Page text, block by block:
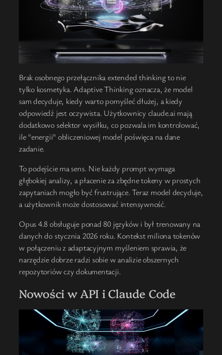
Brak osobnego przełącznika extended thinking to nie
tylko kosmetyka. Adaptive Thinking oznacza, że model
sam decyduje, kiedy warto pomyśleć dłużej, a kiedy
odpowiedź jest oczywista. Użytkownicy claude.ai mają
dodatkowo selektor wysiłku, co pozwala im kontrolować,
ile "energii" obliczeniowej model poświęca na dane
zadanie.
To podejście ma sens. Nie każdy prompt wymaga
głębokiej analizy, a płacenie za zbędne tokeny w prostych
zapytaniach mogło być frustrujące. Teraz model decyduje,
a użytkownik może dostosować intensywność.
Opus 4.8 obsługuje ponad 80 języków i był trenowany na
danych do stycznia 2026 roku. Kontekst miliona tokenów
w połączeniu z adaptacyjnym myśleniem sprawia, że
narzędzie dobrze radzi sobie w analizie obszernych
repozytoriów czy dokumentacji.
Nowości w API i Claude Code